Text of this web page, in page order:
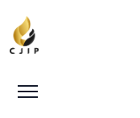
Hatrick,